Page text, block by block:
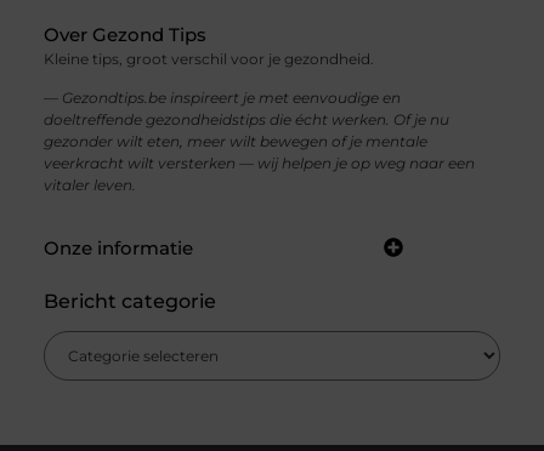
Over Gezond Tips
Kleine tips, groot verschil voor je gezondheid.
— Gezondtips.be inspireert je met eenvoudige en
doeltreffende gezondheidstips die écht werken. Of je nu
gezonder wilt eten, meer wilt bewegen of je mentale
veerkracht wilt versterken — wij helpen je op weg naar een
vitaler leven.
Onze informatie
Bericht categorie